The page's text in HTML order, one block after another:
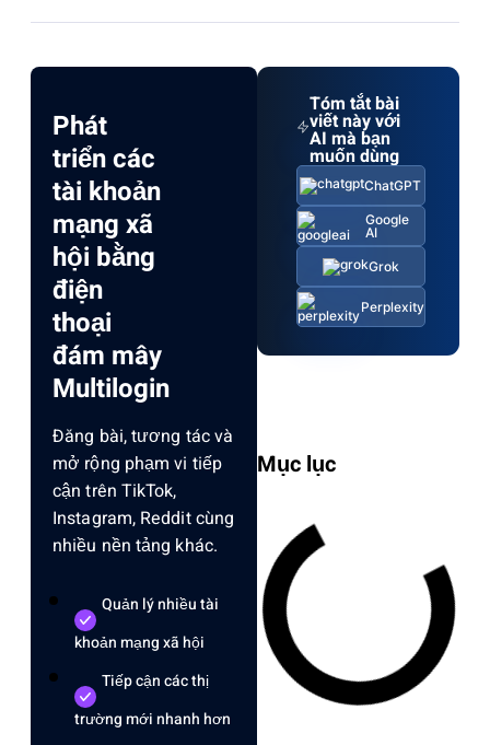
Phát
triển các
tài khoản
mạng xã
hội bằng
điện
thoại
đám mây
Multilogin
Đăng bài, tương tác và
mở rộng phạm vi tiếp
cận trên TikTok,
Instagram, Reddit cùng
nhiều nền tảng khác.
Quản lý nhiều tài
khoản mạng xã hội
Tiếp cận các thị
trường mới nhanh hơn
Tóm tắt bài
viết này với
AI mà bạn
muốn dùng
ChatGPT
Google
AI
Grok
Perplexity
Mục lục